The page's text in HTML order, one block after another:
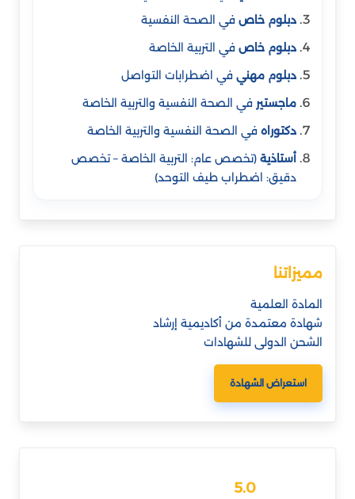
دبلوم خاص في الصحة النفسية
دبلوم خاص في التربية الخاصة
دبلوم مهني في اضطرابات التواصل
ماجستير في الصحة النفسية والتربية الخاصة
دكتوراه في الصحة النفسية والتربية الخاصة
أستاذية (تخصص عام: التربية الخاصة – تخصص
دقيق: اضطراب طيف التوحد)
مميزاتنا
المادة العلمية
شهادة معتمدة من أكاديمية إرشاد
الشحن الدولى للشهادات
استعراض الشهادة
5.0